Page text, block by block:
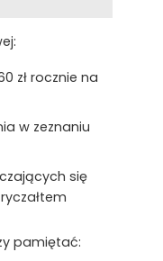
zł rocznie na
w zeznaniu
się
pamiętać: